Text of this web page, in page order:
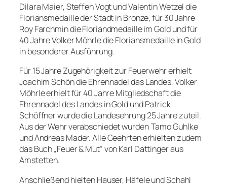
Dilara Maier, Steffen Vogt und Valentin Wetzel die
Floriansmedaille der Stadt in Bronze, für 30 Jahre
Roy Farchmin die Floriandmedaille im Gold und für
40 Jahre Volker Möhrle die Floriansmedaille in Gold
in besonderer Ausführung.
Für 15 Jahre Zugehörigkeit zur Feuerwehr erhielt
Joachim Schön die Ehrennadel das Landes, Volker
Möhrle erhielt für 40 Jahre Mitgliedschaft die
Ehrennadel des Landes in Gold und Patrick
Schöffner wurde die Landesehrung 25 Jahre zuteil.
Aus der Wehr verabschiedet wurden Tamo Guhlke
und Andreas Mader. Alle Geehrten erhielten zudem
das Buch „Feuer & Mut“ von Karl Dattinger aus
Amstetten.
Anschließend hielten Hauser, Häfele und Schahl